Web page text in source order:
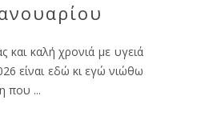
και καλή χρονιά με υγειά
είναι εδώ κι εγώ νιώθω
που ...